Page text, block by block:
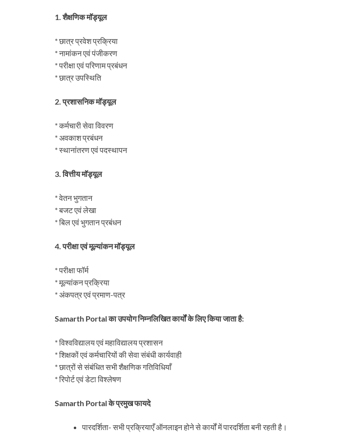
1. शैक्षणिक मॉड्यूल
* छात्र प्रवेश प्रक्रिया
* नामांकन एवं पंजीकरण
* परीक्षा एवं परिणाम प्रबंधन
* छात्र उपस्थिति
2. प्रशासनिक मॉड्यूल
* कर्मचारी सेवा विवरण
* अवकाश प्रबंधन
* स्थानांतरण एवं पदस्थापन
3. वित्तीय मॉड्यूल
* वेतन भुगतान
* बजट एवं लेखा
* बिल एवं भुगतान प्रबंधन
4. परीक्षा एवं मूल्यांकन मॉड्यूल
* परीक्षा फॉर्म
* मूल्यांकन प्रक्रिया
* अंकपत्र एवं प्रमाण-पत्र
Samarth Portal का उपयोग निम्नलिखित कार्यों के लिए किया जाता है:
* विश्वविद्यालय एवं महाविद्यालय प्रशासन
* शिक्षकों एवं कर्मचारियों की सेवा संबंधी कार्यवाही
* छात्रों से संबंधित सभी शैक्षणिक गतिविधियाँ
* रिपोर्ट एवं डेटा विश्लेषण
Samarth Portal के प्रमुख फायदे
पारदर्शिता- सभी प्रक्रियाएँ ऑनलाइन होने से कार्यों में पारदर्शिता बनी रहती है।